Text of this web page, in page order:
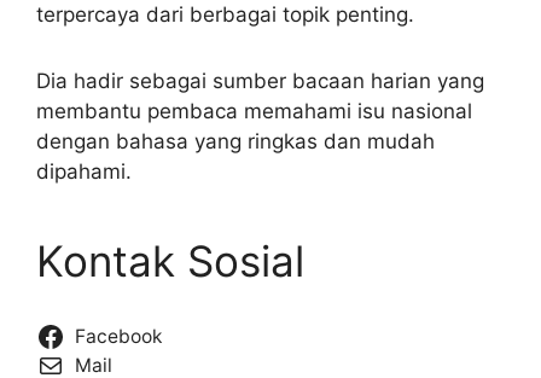
terpercaya dari berbagai topik penting.
Dia hadir sebagai sumber bacaan harian yang
membantu pembaca memahami isu nasional
dengan bahasa yang ringkas dan mudah
dipahami.
Kontak Sosial
Facebook
Mail